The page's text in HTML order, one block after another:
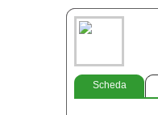
Scheda